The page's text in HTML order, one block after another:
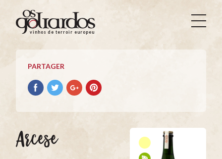
Os
Goliardos
Vinhos
Terroir
Europeus
vinhos de terroir europeus
PARTAGER
Partager
avec
Partager
avec
Partager
avec
Partager
avec
Arcese